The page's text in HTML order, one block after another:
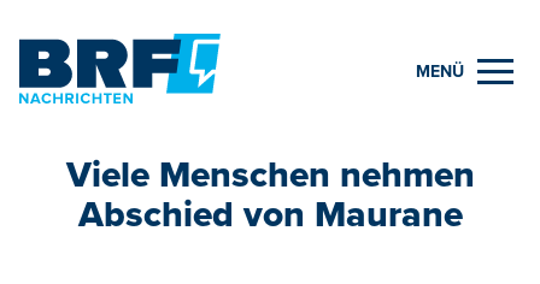
MENÜ
Viele Menschen nehmen
Abschied von Maurane